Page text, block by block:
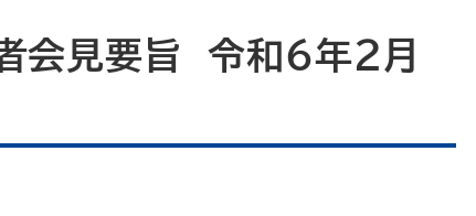
会見要旨 令和６年2月